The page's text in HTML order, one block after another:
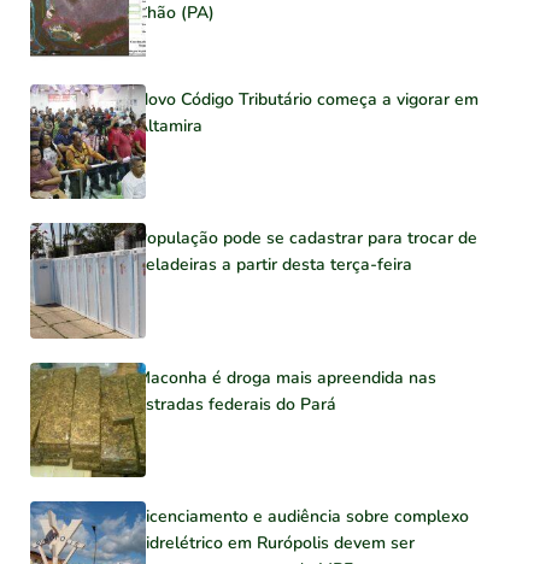
Chão (PA)
Novo Código Tributário começa a vigorar em
Altamira
População pode se cadastrar para trocar de
geladeiras a partir desta terça-feira
Maconha é droga mais apreendida nas
estradas federais do Pará
Licenciamento e audiência sobre complexo
hidrelétrico em Rurópolis devem ser